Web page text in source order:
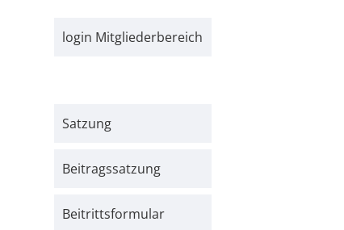
login Mitgliederbereich
Satzung
Beitrags­satzung
Beitritts­formular